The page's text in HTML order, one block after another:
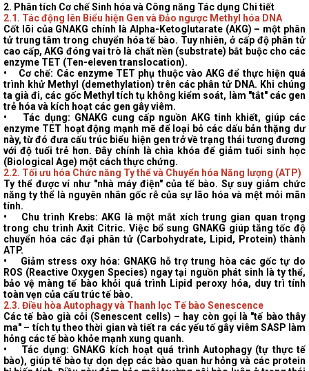
2. Phân tích Cơ chế Sinh hóa và Công năng Tác dụng Chi tiết
2.1. Tác động lên Biểu hiện Gen và Đảo ngược Methyl hóa DNA
Cốt lõi của GNAKG chính là Alpha-Ketoglutarate (AKG) – một phân
tử trung tâm trong chuyển hóa tế bào. Tuy nhiên, ở cấp độ phân tử
cao cấp, AKG đóng vai trò là chất nền (substrate) bắt buộc cho các
enzyme TET (Ten-eleven translocation).
• Cơ chế: Các enzyme TET phụ thuộc vào AKG để thực hiện quá
trình khử Methyl (demethylation) trên các phân tử DNA. Khi chúng
ta già đi, các gốc Methyl tích tụ không kiểm soát, làm "tắt" các gen
trẻ hóa và kích hoạt các gen gây viêm.
•
Tác dụng: GNAKG cung cấp nguồn AKG tinh khiết, giúp các
enzyme TET hoạt động mạnh mẽ để loại bỏ các dấu bản thặng dư
này, từ đó đưa cấu trúc biểu hiện gen trở về trạng thái tương đương
với độ tuổi trẻ hơn. Đây chính là chìa khóa để giảm tuổi sinh học
(Biological Age) một cách thực chứng.
2.2. Tối ưu hóa Chức năng Ty thể và Chuyển hóa Năng lượng (ATP)
Ty thể được ví như "nhà máy điện" của tế bào. Sự suy giảm chức
năng ty thể là nguyên nhân gốc rễ của sự lão hóa và mệt mỏi mãn
tính.
• Chu trình Krebs: AKG là một mắt xích trung gian quan trọng
trong chu trình Axit Citric. Việc bổ sung GNAKG giúp tăng tốc độ
chuyển hóa các đại phân tử (Carbohydrate, Lipid, Protein) thành
ATP.
• Giảm stress oxy hóa: GNAKG hỗ trợ trung hòa các gốc tự do
ROS (Reactive Oxygen Species) ngay tại nguồn phát sinh là ty thể,
bảo vệ màng tế bào khỏi quá trình Lipid peroxy hóa, duy trì tính
toàn vẹn của cấu trúc tế bào.
2.3. Điều hòa Autophagy và Thanh lọc Tế bào Senescence
Các tế bào già cỗi (Senescent cells) – hay còn gọi là "tế bào thây
ma" – tích tụ theo thời gian và tiết ra các yếu tố gây viêm SASP làm
hỏng các tế bào khỏe mạnh xung quanh.
• Tác dụng: GNAKG kích hoạt quá trình Autophagy (tự thực tế
bào), giúp tế bào tự dọn dẹp các bào quan hư hỏng và các protein